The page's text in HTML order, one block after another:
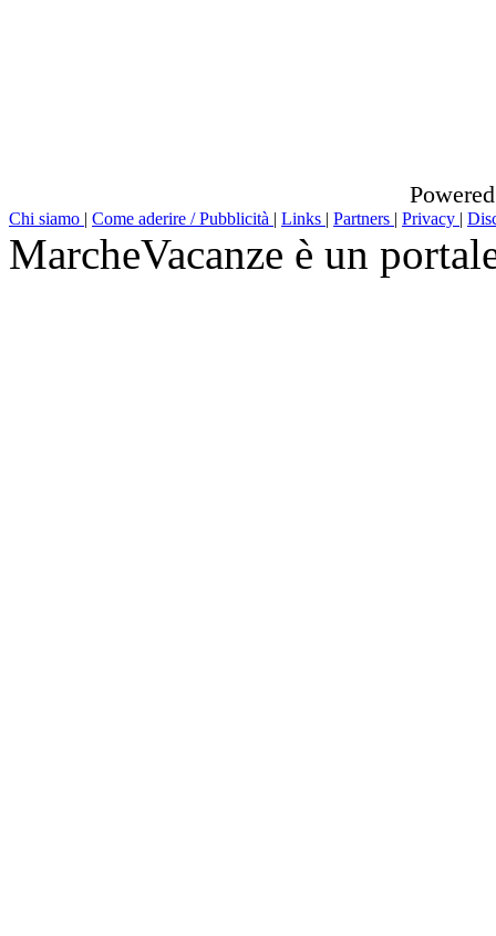
Chi siamo | Come aderire / Pubblicità | Links | Partners | Privacy |
MarcheVacanze è un